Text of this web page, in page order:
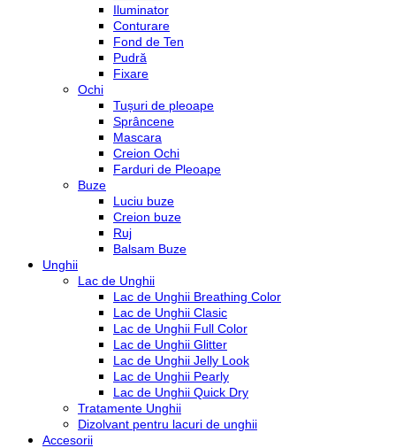
Iluminator
Conturare
Fond de Ten
Pudră
Fixare
Ochi
Tușuri de pleoape
Sprâncene
Mascara
Creion Ochi
Farduri de Pleoape
Buze
Luciu buze
Creion buze
Ruj
Balsam Buze
Unghii
Lac de Unghii
Lac de Unghii Breathing Color
Lac de Unghii Clasic
Lac de Unghii Full Color
Lac de Unghii Glitter
Lac de Unghii Jelly Look
Lac de Unghii Pearly
Lac de Unghii Quick Dry
Tratamente Unghii
Dizolvant pentru lacuri de unghii
Accesorii